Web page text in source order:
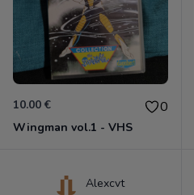
10.00 € 0
Wingman vol.1 - VHS
Alexcvt